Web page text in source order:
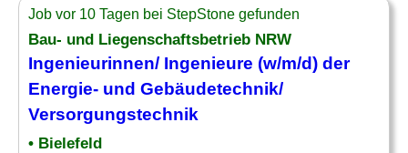
Job vor 10 Tagen bei StepStone gefunden
Bau- und Liegenschaftsbetrieb NRW
Ingenieurinnen/ Ingenieure (w/m/d) der
Energie- und Gebäudetechnik/
Versorgungstechnik
• Bielefeld